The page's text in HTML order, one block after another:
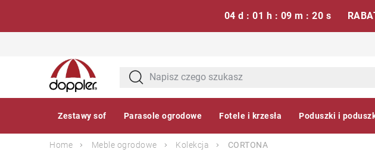
04 d : 01 h : 09 m : 19 s
Zestawy sof Parasole ogrodowe Fotele i krzesła Poduszki i
Home Meble ogrodowe Kolekcja CORTONA